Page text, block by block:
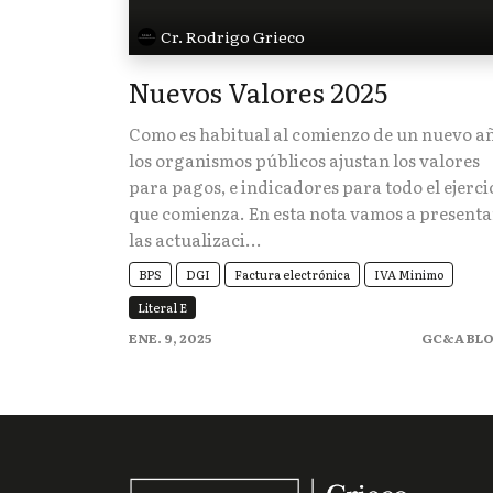
Cr. Rodrigo Grieco
Nuevos Valores 2025
Como es habitual al comienzo de un nuevo
los organismos públicos ajustan los valores
para pagos, e indicadores para todo el
que comienza. En esta nota vamos a
las actualizaci...
BPS DGI Factura electrónica
IVA Minimo
Literal E
ENE. 9, 2025 GC&A